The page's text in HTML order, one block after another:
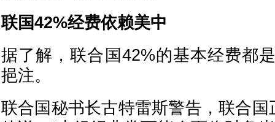
联国42%经费依赖美中
据了解，联合国42%的基本经费都
挹注。
联合国秘书长古特雷斯警告，联合国